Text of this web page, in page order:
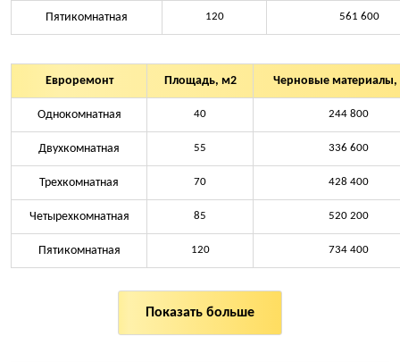
Пятикомнатная 120 561 600
Евроремонт Площадь, м2 Черновые материалы,
Однокомнатная 40 244 800
Двухкомнатная 55 336 600
Трехкомнатная 70 428 400
Четырехкомнатная 85 520 200
Пятикомнатная 120 734 400
Показать больше